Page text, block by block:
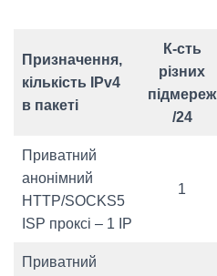
Призначення,
кількість IPv4
в пакеті
К-сть
різних
підмереж
/24
Приватний
анонімний
HTTP/SOCKS5
ISP проксі – 1 IP
1
Приватний